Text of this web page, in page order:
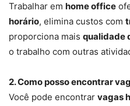
Trabalhar em home office
horário, elimina custos com
proporciona mais qualidade
o trabalho com outras
2. Como posso encontrar
Você pode encontrar vagas